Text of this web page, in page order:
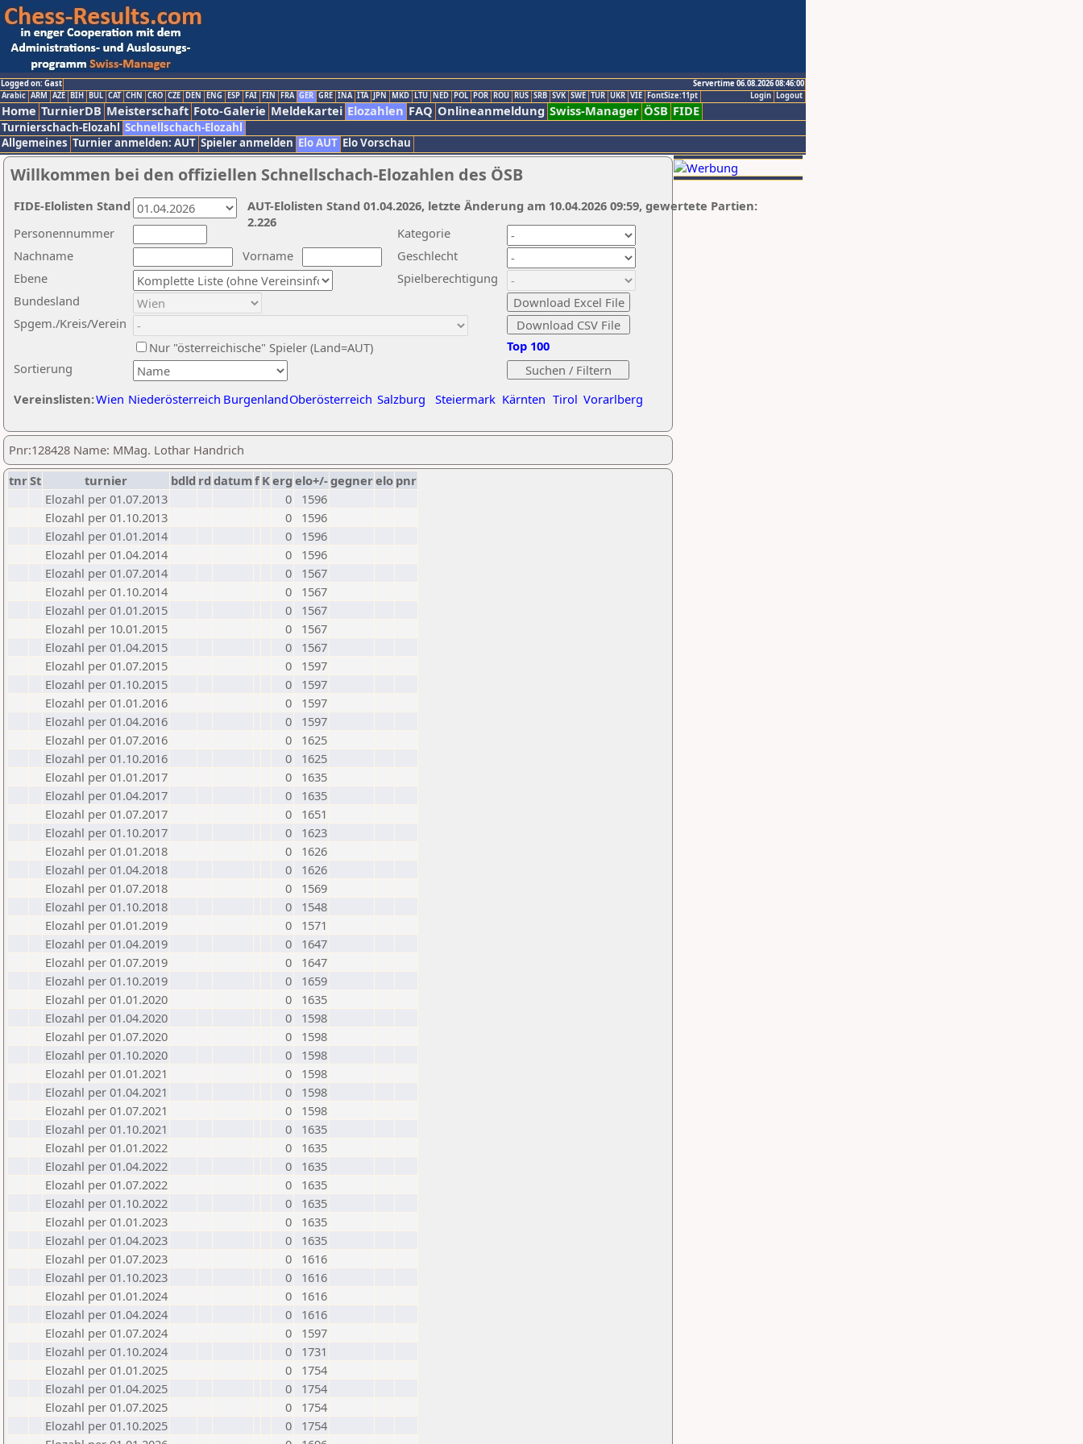
Logged on: Gast
Servertime 06.08.2026 08:46:00
Logout
Login
Arabic ARM AZE BIH BUL CAT CHN CRO CZE DEN ENG ESP FAI FIN FRA GER GRE INA ITA JPN MKD LTU NED POL POR ROU RUS SRB SVK SWE TUR UKR VIE FontSize:11pt
Home TurnierDB Meisterschaft Foto-Galerie Meldekartei Elozahlen FAQ Onlineanmeldung Swiss-Manager ÖSB FIDE
Turnierschach-Elozahl Schnellschach-Elozahl
Allgemeines Turnier anmelden: AUT Spieler anmelden Elo AUT Elo Vorschau
Willkommen bei den offiziellen Schnellschach-Elozahlen des ÖSB
Nachname
Vorname
Ebene
Kategorie
Sortierung
Personennummer
Bundesland
Spgem./Kreis/Verein
Geschlecht
Nur "österreichische" Spieler (Land=AUT)
Spielberechtigung
Vereinslisten:Wien Niederösterreich BurgenlandOberösterreich Salzburg Steiermark Kärnten Tirol Vorarlberg
Top 100
AUT-Elolisten Stand 01.04.2026, letzte Änderung am 10.04.2026 09:59, gewertete Partien:
2.226
FIDE-Elolisten Stand
Pnr:128428 Name: MMag. Lothar Handrich
tnrSt turnier bdld rd datumf Kerg elo+/-gegnerelo pnr
Elozahl per 01.07.2013
0
1596
Elozahl per 01.10.2013
0
1596
Elozahl per 01.01.2014
0
1596
Elozahl per 01.04.2014
0
1596
Elozahl per 01.07.2014
0
1567
Elozahl per 01.10.2014
0
1567
Elozahl per 01.01.2015
0
1567
Elozahl per 10.01.2015
0
1567
Elozahl per 01.04.2015
0
1567
Elozahl per 01.07.2015
0
1597
Elozahl per 01.10.2015
0
1597
Elozahl per 01.01.2016
0
1597
Elozahl per 01.04.2016
0
1597
Elozahl per 01.07.2016
0
1625
Elozahl per 01.10.2016
0
1625
Elozahl per 01.01.2017
0
1635
Elozahl per 01.04.2017
0
1635
Elozahl per 01.07.2017
0
1651
Elozahl per 01.10.2017
0
1623
Elozahl per 01.01.2018
0
1626
Elozahl per 01.04.2018
0
1626
Elozahl per 01.07.2018
0
1569
Elozahl per 01.10.2018
0
1548
Elozahl per 01.01.2019
0
1571
Elozahl per 01.04.2019
0
1647
Elozahl per 01.07.2019
0
1647
Elozahl per 01.10.2019
0
1659
Elozahl per 01.01.2020
0
1635
Elozahl per 01.04.2020
0
1598
Elozahl per 01.07.2020
0
1598
Elozahl per 01.10.2020
0
1598
Elozahl per 01.01.2021
0
1598
Elozahl per 01.04.2021
0
1598
Elozahl per 01.07.2021
0
1598
Elozahl per 01.10.2021
0
1635
Elozahl per 01.01.2022
0
1635
Elozahl per 01.04.2022
0
1635
Elozahl per 01.07.2022
0
1635
Elozahl per 01.10.2022
0
1635
Elozahl per 01.01.2023
0
1635
Elozahl per 01.04.2023
0
1635
Elozahl per 01.07.2023
0
1616
Elozahl per 01.10.2023
0
1616
Elozahl per 01.01.2024
0
1616
Elozahl per 01.04.2024
0
1616
Elozahl per 01.07.2024
0
1597
Elozahl per 01.10.2024
0
1731
Elozahl per 01.01.2025
0
1754
Elozahl per 01.04.2025
0
1754
Elozahl per 01.07.2025
0
1754
Elozahl per 01.10.2025
0
1754